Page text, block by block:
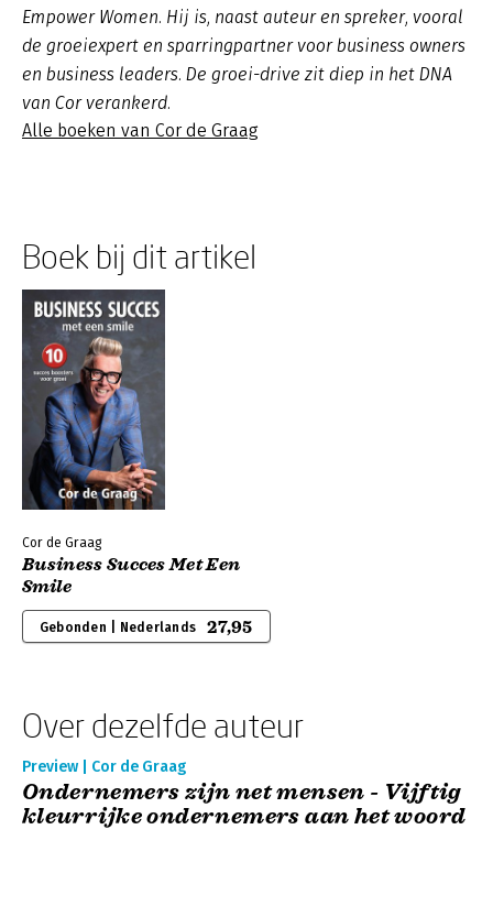
Empower Women. Hij is, naast auteur en spreker, vooral
de groeiexpert en sparringpartner voor business owners
en business leaders. De groei-drive zit diep in het DNA
van Cor verankerd.
Alle boeken van Cor de Graag
Boek bij dit artikel
Cor de Graag
Business Succes Met Een
Smile
Gebonden | Nederlands 27,95
Over dezelfde auteur
Preview | Cor de Graag
Ondernemers zijn net mensen - Vijftig
kleurrijke ondernemers aan het woord